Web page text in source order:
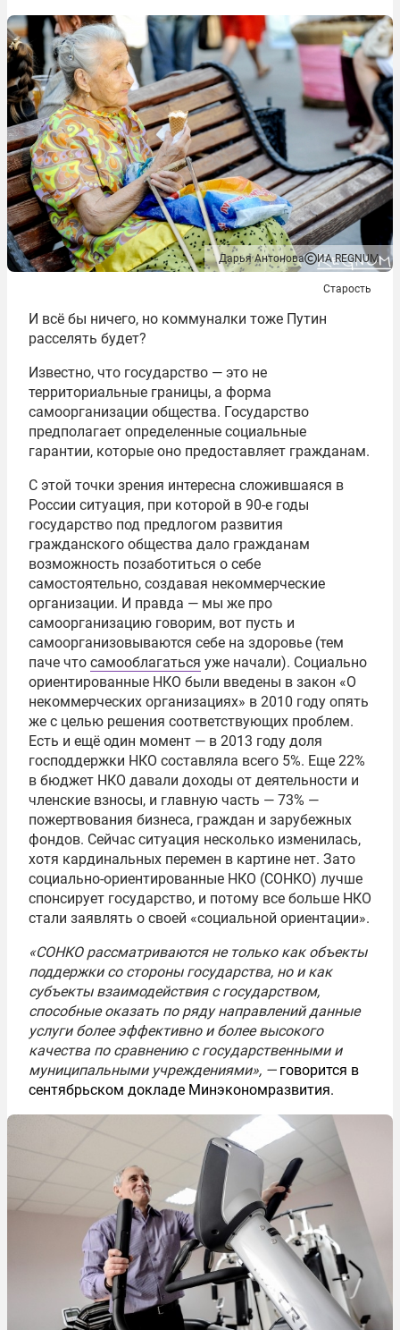
Дарья Антонова ИА REGNUM
Старость
И всё бы ничего, но коммуналки тоже Путин
расселять будет?
Известно, что государство — это не
территориальные границы, а форма
самоорганизации общества. Государство
предполагает определенные социальные
гарантии, которые оно предоставляет гражданам.
С этой точки зрения интересна сложившаяся в
России ситуация, при которой в 90-е годы
государство под предлогом развития
гражданского общества дало гражданам
возможность позаботиться о себе
самостоятельно, создавая некоммерческие
организации. И правда — мы же про
самоорганизацию говорим, вот пусть и
самоорганизовываются себе на здоровье (тем
паче что самооблагаться уже начали). Социально
ориентированные НКО были введены в закон «О
некоммерческих организациях» в 2010 году опять
же с целью решения соответствующих проблем.
Есть и ещё один момент — в 2013 году доля
господдержки НКО составляла всего 5%. Еще 22%
в бюджет НКО давали доходы от деятельности и
членские взносы, и главную часть — 73% —
пожертвования бизнеса, граждан и зарубежных
фондов. Сейчас ситуация несколько изменилась,
хотя кардинальных перемен в картине нет. Зато
социально-ориентированные НКО (СОНКО) лучше
спонсирует государство, и потому все больше НКО
стали заявлять о своей «социальной ориентации».
«СОНКО рассматриваются не только как объекты
поддержки со стороны государства, но и как
субъекты взаимодействия с государством,
способные оказать по ряду направлений данные
услуги более эффективно и более высокого
качества по сравнению с государственными и
муниципальными учреждениями», — говорится в
сентябрьском докладе Минэкономразвития.